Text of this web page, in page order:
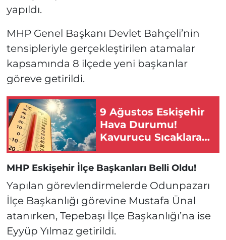
yapıldı.
MHP Genel Başkanı Devlet Bahçeli’nin
tensipleriyle gerçekleştirilen atamalar
kapsamında 8 ilçede yeni başkanlar
göreve getirildi.
9 Ağustos Eskişehir
Hava Durumu!
Kavurucu Sıcaklara
Dikkat!
MHP Eskişehir İlçe Başkanları Belli Oldu!
Yapılan görevlendirmelerde Odunpazarı
İlçe Başkanlığı görevine Mustafa Ünal
atanırken, Tepebaşı İlçe Başkanlığı’na ise
Eyyüp Yılmaz getirildi.